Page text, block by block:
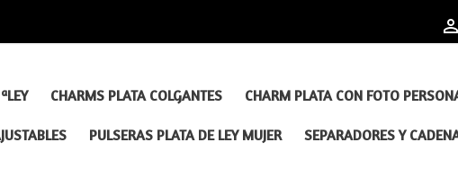

CHARMS PLATA COLGANTES CHARM PLATA CON FOTO
PULSERAS PLATA DE LEY MUJER SEPARADORES Y